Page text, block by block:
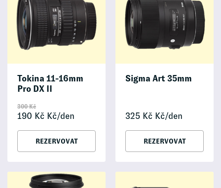
Tokina 11-16mm
Pro DX II
300 Kč
190 Kč Kč/den
REZERVOVAT
Sigma Art 35mm
325 Kč Kč/den
REZERVOVAT